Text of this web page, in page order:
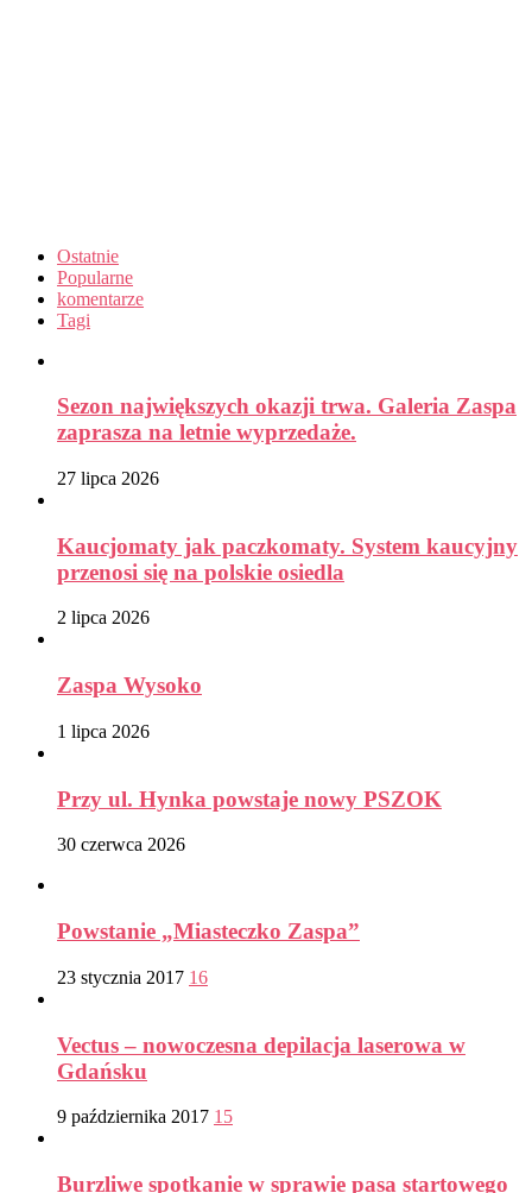
Ostatnie
Popularne
komentarze
Tagi
Sezon największych okazji trwa. Galeria Zaspa
zaprasza na letnie wyprzedaże.
27 lipca 2026
Kaucjomaty jak paczkomaty. System kaucyjny
przenosi się na polskie osiedla
2 lipca 2026
Zaspa Wysoko
1 lipca 2026
Przy ul. Hynka powstaje nowy PSZOK
30 czerwca 2026
Powstanie „Miasteczko Zaspa”
23 stycznia 2017 16
Vectus – nowoczesna depilacja laserowa w
Gdańsku
9 października 2017 15
Burzliwe spotkanie w sprawie pasa startowego